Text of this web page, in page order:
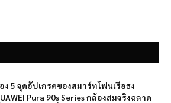
ง 5 จุดอัปเกรดของสมาร์ทโฟนเรือธง
Pura 90s Series กล้องสมจริงฉลาด